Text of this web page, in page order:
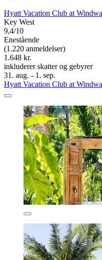
Hyatt Vacation Club at
Key West
9,4/10
Enestående
(1.220 anmeldelser)
1.648 kr.
inkluderer skatter og gebyrer
31. aug. - 1. sep.
Hyatt Vacation Club at